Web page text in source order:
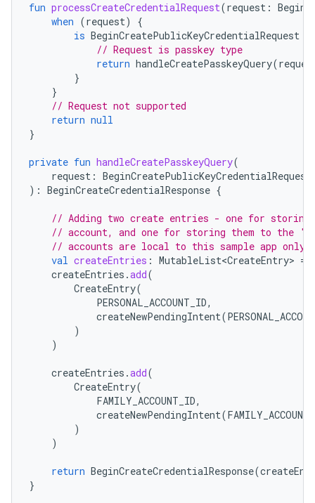
fun processCreateCredentialRequest(request :
when (request)
{
is BeginCreatePublicKeyCredentialRequest
// Request is passkey type
return handleCreatePasskeyQuery(
}
}
// Request not supported
return null
}
private fun handleCreatePasskeyQuery(
request : BeginCreatePublicKeyCredentialRequest
): BeginCreateCredentialResponse {
// Adding two create entries - one for
// account, and one for storing them to the
// accounts are local to this sample app only.
val createEntries : MutableList<CreateEntry> =
createEntries .add(
CreateEntry(
PERSONAL_ACCOUNT_ID,
createNewPendingIntent(
)
)
createEntries .add(
CreateEntry(
FAMILY_ACCOUNT_ID,
createNewPendingIntent(
)
)
return BeginCreateCredentialResponse(
}